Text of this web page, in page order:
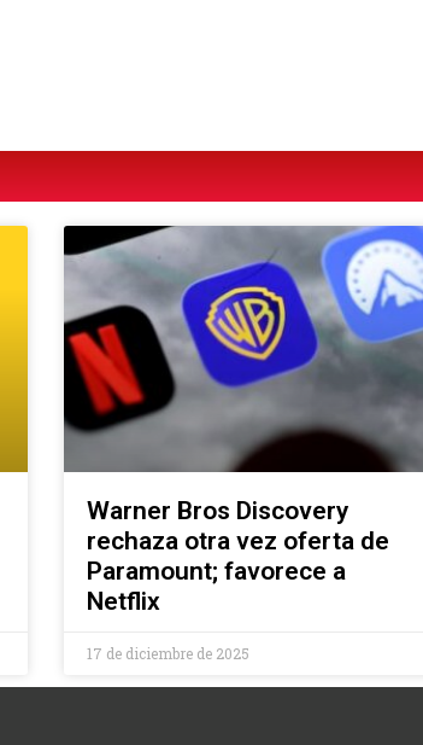
Warner Bros Discovery
rechaza otra vez oferta de
Paramount; favorece a
Netflix
17 de diciembre de 2025